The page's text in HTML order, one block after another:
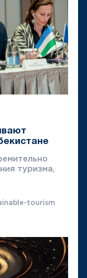
туризма,
tourism